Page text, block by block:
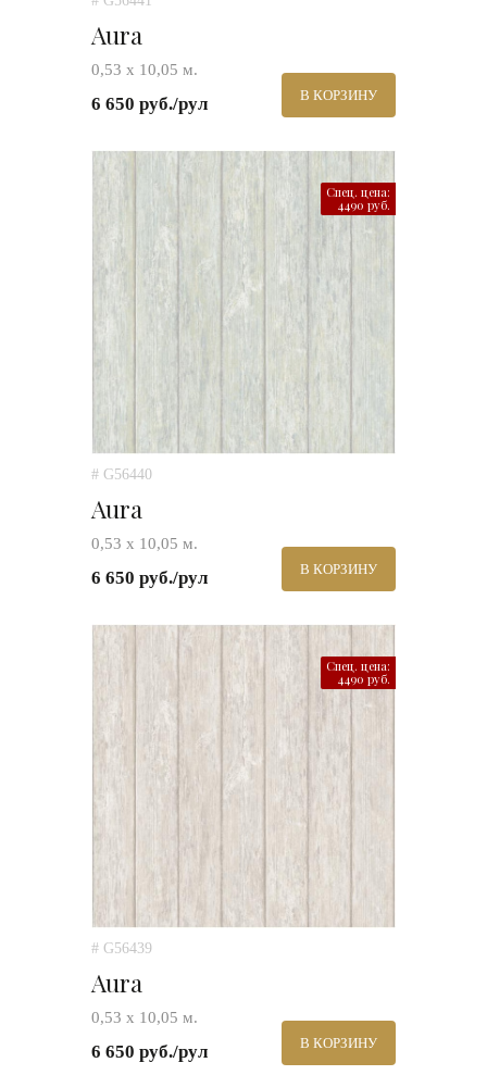
Aura
0,53 х 10,05 м.
6 650 руб./рул В КОРЗИНУ
Спец. цена:
4490 руб.
# G56440
Aura
0,53 х 10,05 м.
6 650 руб./рул В КОРЗИНУ
Спец. цена:
4490 руб.
# G56439
Aura
0,53 х 10,05 м.
6 650 руб./рул В КОРЗИНУ